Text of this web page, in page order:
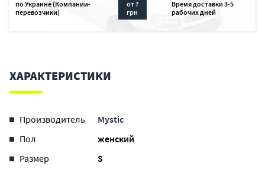
по Украине (Компании-
перевозчики)
от ?
грн
Время доставки 3-5
рабочих дней
ХАРАКТЕРИСТИКИ
Производитель
Mystic
Пол
женский
Размер
S